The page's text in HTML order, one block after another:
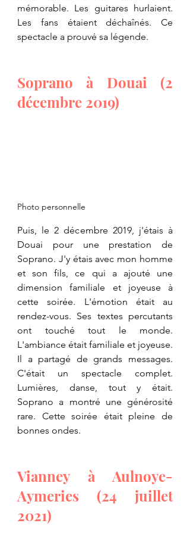
mémorable. Les guitares hurlaient.
Les fans étaient déchaînés. Ce
spectacle a prouvé sa légende.
Soprano à Douai (2
décembre 2019)
Photo personnelle
Puis, le 2 décembre 2019, j'étais à
Douai pour une prestation de
Soprano. J'y étais avec mon homme
et son fils, ce qui a ajouté une
dimension familiale et joyeuse à
cette soirée. L'émotion était au
rendez-vous. Ses textes percutants
ont touché tout le monde.
L'ambiance était familiale et joyeuse.
Il a partagé de grands messages.
C'était un spectacle complet.
Lumières, danse, tout y était.
Soprano a montré une générosité
rare. Cette soirée était pleine de
bonnes ondes.
Vianney à Aulnoye-
Aymeries (24 juillet
2021)